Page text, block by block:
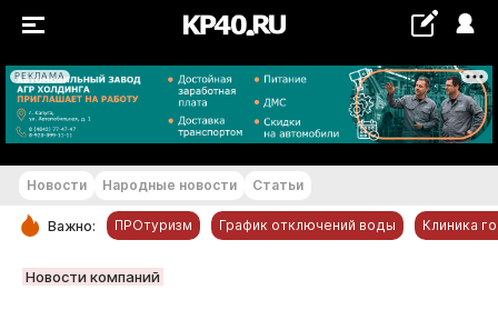
РЕКЛАМА
+21...+22 °С
РУБРИКИ
Новости Народные новости Статьи
Важно: ПРОтуризм График отключений воды Клиника
Новости компаний